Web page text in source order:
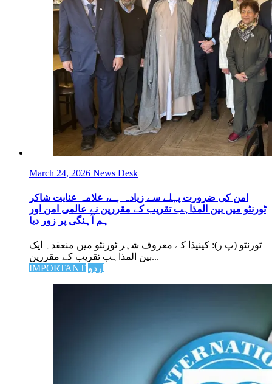
March 24, 2026 News Desk
امن کی ضرورت پہلے سے زیادہ ہے، علامہ عنایت شاکر
ٹورنٹو میں بین المذاہب تقریب کے مقررین نے عالمی امن اور
ہم آہنگی پر زور دیا
ٹورنٹو (پ ر): کینیڈا کے معروف شہر ٹورنٹو میں منعقدہ ایک
بین المذاہب تقریب کے مقررین...
IMPORTANT اردو